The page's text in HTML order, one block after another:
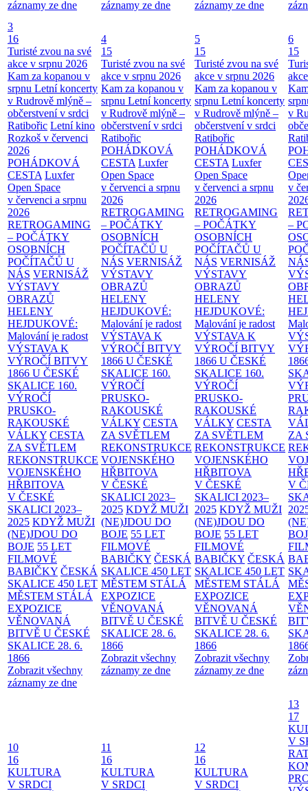
záznamy ze dne záznamy ze dne záznamy ze dne
3
16
Turisté zvou na své
akce v srpnu 2026
Kam za kopanou v
srpnu Letní koncerty
v Rudrově mlýně –
občerstvení v srdci
Ratibořic Letní kino
Rozkoš v červenci
2026
POHÁDKOVÁ
CESTA Luxfer
Open Space
v červenci a srpnu
2026
RETROGAMING
– POČÁTKY
OSOBNÍCH
POČÍTAČŮ U
NÁS VERNISÁŽ
VÝSTAVY
OBRAZŮ
HELENY
HEJDUKOVÉ:
Malování je radost
VÝSTAVA K
VÝROČÍ BITVY
1866 U ČESKÉ
SKALICE 160.
VÝROČÍ
PRUSKO-
RAKOUSKÉ
VÁLKY CESTA
ZA SVĚTLEM
REKONSTRUKCE
VOJENSKÉHO
HŘBITOVA
V ČESKÉ
SKALICI 2023–
2025 KDYŽ MUŽI
(NE)JDOU DO
BOJE 55 LET
FILMOVÉ
BABIČKY ČESKÁ
SKALICE 450 LET
MĚSTEM STÁLÁ
EXPOZICE
VĚNOVANÁ
BITVĚ U ČESKÉ
SKALICE 28. 6.
1866
Zobrazit všechny
záznamy ze dne
4
15
Turisté zvou na své
akce v srpnu 2026
Kam za kopanou v
srpnu Letní koncerty
v Rudrově mlýně –
občerstvení v srdci
Ratibořic
POHÁDKOVÁ
CESTA Luxfer
Open Space
v červenci a srpnu
2026
RETROGAMING
– POČÁTKY
OSOBNÍCH
POČÍTAČŮ U
NÁS VERNISÁŽ
VÝSTAVY
OBRAZŮ
HELENY
HEJDUKOVÉ:
Malování je radost
VÝSTAVA K
VÝROČÍ BITVY
1866 U ČESKÉ
SKALICE 160.
VÝROČÍ
PRUSKO-
RAKOUSKÉ
VÁLKY CESTA
ZA SVĚTLEM
REKONSTRUKCE
VOJENSKÉHO
HŘBITOVA
V ČESKÉ
SKALICI 2023–
2025 KDYŽ MUŽI
(NE)JDOU DO
BOJE 55 LET
FILMOVÉ
BABIČKY ČESKÁ
SKALICE 450 LET
MĚSTEM STÁLÁ
EXPOZICE
VĚNOVANÁ
BITVĚ U ČESKÉ
SKALICE 28. 6.
1866
Zobrazit všechny
záznamy ze dne
5
15
Turisté zvou na své
akce v srpnu 2026
Kam za kopanou v
srpnu Letní koncerty
v Rudrově mlýně –
občerstvení v srdci
Ratibořic
POHÁDKOVÁ
CESTA Luxfer
Open Space
v červenci a srpnu
2026
RETROGAMING
– POČÁTKY
OSOBNÍCH
POČÍTAČŮ U
NÁS VERNISÁŽ
VÝSTAVY
OBRAZŮ
HELENY
HEJDUKOVÉ:
Malování je radost
VÝSTAVA K
VÝROČÍ BITVY
1866 U ČESKÉ
SKALICE 160.
VÝROČÍ
PRUSKO-
RAKOUSKÉ
VÁLKY CESTA
ZA SVĚTLEM
REKONSTRUKCE
VOJENSKÉHO
HŘBITOVA
V ČESKÉ
SKALICI 2023–
2025 KDYŽ MUŽI
(NE)JDOU DO
BOJE 55 LET
FILMOVÉ
BABIČKY ČESKÁ
SKALICE 450 LET
MĚSTEM STÁLÁ
EXPOZICE
VĚNOVANÁ
BITVĚ U ČESKÉ
SKALICE 28. 6.
1866
Zobrazit všechny
záznamy ze dne
6
15
v
v
–
ZA
V
10
16
KULTURA
V SRDCI
11
16
KULTURA
V SRDCI
12
16
KULTURA
V SRDCI
13
17
V